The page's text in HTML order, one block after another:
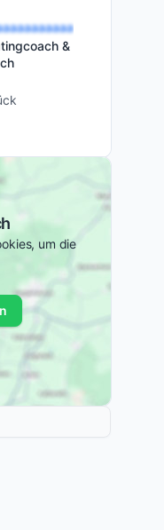
&
um die